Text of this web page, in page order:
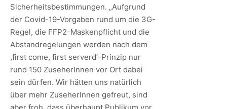
Sicherheitsbestimmungen. „Aufgrund
der Covid-19-Vorgaben rund um die 3G-
Regel, die FFP2-Maskenpflicht und die
Abstandregelungen werden nach dem
,first come, first serverd‘-Prinzip nur
rund 150 ZuseherInnen vor Ort dabei
sein dürfen. Wir hätten uns natürlich
über mehr ZuseherInnen gefreut, sind